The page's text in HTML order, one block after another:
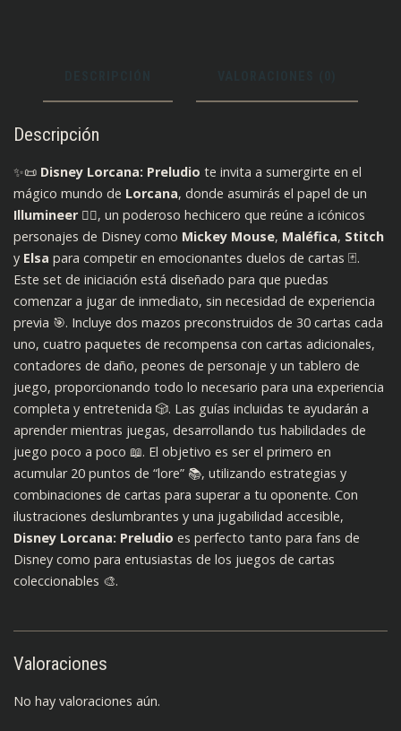
Descripción
✨📜 Disney Lorcana: Preludio te invita a sumergirte en el
mágico mundo de Lorcana, donde asumirás el papel de un
Illumineer 🧙‍♂️, un poderoso hechicero que reúne a icónicos
personajes de Disney como Mickey Mouse, Maléfica, Stitch
y Elsa para competir en emocionantes duelos de cartas 🃏.
Este set de iniciación está diseñado para que puedas
comenzar a jugar de inmediato, sin necesidad de experiencia
previa 🎯. Incluye dos mazos preconstruidos de 30 cartas cada
uno, cuatro paquetes de recompensa con cartas adicionales,
contadores de daño, peones de personaje y un tablero de
juego, proporcionando todo lo necesario para una experiencia
completa y entretenida 🎲. Las guías incluidas te ayudarán a
aprender mientras juegas, desarrollando tus habilidades de
juego poco a poco 📖. El objetivo es ser el primero en
acumular 20 puntos de “lore” 📚, utilizando estrategias y
combinaciones de cartas para superar a tu oponente. Con
ilustraciones deslumbrantes y una jugabilidad accesible,
Disney Lorcana: Preludio es perfecto tanto para fans de
Disney como para entusiastas de los juegos de cartas
coleccionables 🎨.
Valoraciones
No hay valoraciones aún.